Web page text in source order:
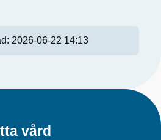
2026-06-22 14:13
vård